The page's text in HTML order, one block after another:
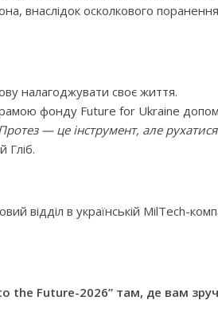
внаслідок осколкового
налагоджувати своє життя.
фонду Future for Ukraine
— це інструмент, але
Гліб.
відділ в українській MilTech-
the Future-2026” там, де вам